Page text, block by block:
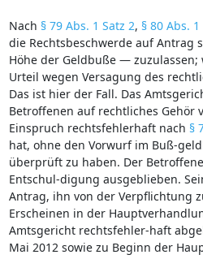
Nach § 79 Abs. 1 Satz 2, § 80 Abs. 1
die Rechtsbeschwerde auf
Höhe der Geldbuße — zuzulassen;
Urteil wegen Versagung des
Das ist hier der Fall. Das
Betroffenen auf rechtliches Gehör
Einspruch rechtsfehlerhaft nach §
hat, ohne den Vorwurf im Buß-
überprüft zu haben. Der
Entschul-digung ausgeblieben.
Antrag, ihn von der Verpflichtung
Erscheinen in der
Amtsgericht rechtsfehler-haft
Mai 2012 sowie zu Beginn der